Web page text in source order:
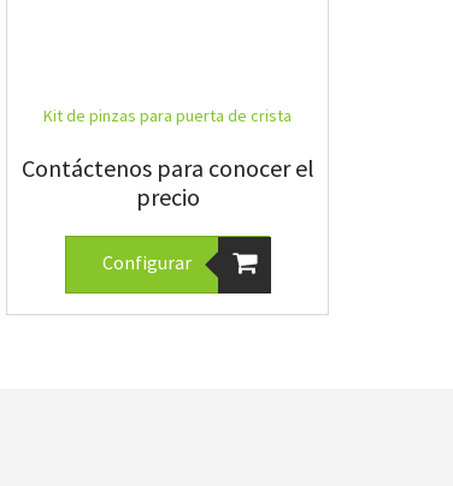
Kit de pinzas para puerta de crista
Contáctenos para conocer el
precio
Configurar